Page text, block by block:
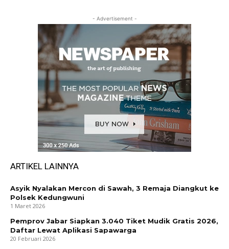
- Advertisement -
ARTIKEL LAINNYA
Asyik Nyalakan Mercon di Sawah, 3 Remaja Diangkut ke
Polsek Kedungwuni
1 Maret 2026
Pemprov Jabar Siapkan 3.040 Tiket Mudik Gratis 2026,
Daftar Lewat Aplikasi Sapawarga
20 Februari 2026